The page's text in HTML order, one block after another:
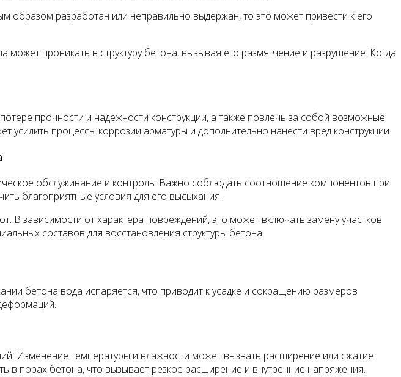
разработан или неправильно выдержан, то это может привести к его
проникать в структуру бетона, вызывая его размягчение и разрушение. Когда
прочности и надежности конструкции, а также повлечь за собой возможные
процессы коррозии арматуры и дополнительно нанести вред конструкции.
обслуживание и контроль. Важно соблюдать соотношение компонентов при
благоприятные условия для его высыхания.
зависимости от характера повреждений, это может включать замену участков
составов для восстановления структуры бетона.
бетона вода испаряется, что приводит к усадке и сокращению размеров
Изменение температуры и влажности может вызвать расширение или сжатие
в порах бетона, что вызывает резкое расширение и внутренние напряжения.